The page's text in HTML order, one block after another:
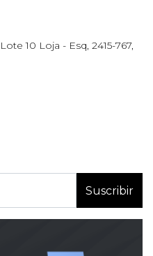
10 Loja - Esq, 2415-767,
Suscribir